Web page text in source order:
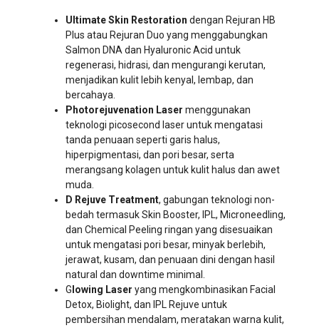
Ultimate Skin Restoration dengan Rejuran HB
Plus atau Rejuran Duo yang menggabungkan
Salmon DNA dan Hyaluronic Acid untuk
regenerasi, hidrasi, dan mengurangi kerutan,
menjadikan kulit lebih kenyal, lembap, dan
bercahaya.
Photorejuvenation Laser menggunakan
teknologi picosecond laser untuk mengatasi
tanda penuaan seperti garis halus,
hiperpigmentasi, dan pori besar, serta
merangsang kolagen untuk kulit halus dan awet
muda.
D Rejuve Treatment, gabungan teknologi non-
bedah termasuk Skin Booster, IPL, Microneedling,
dan Chemical Peeling ringan yang disesuaikan
untuk mengatasi pori besar, minyak berlebih,
jerawat, kusam, dan penuaan dini dengan hasil
natural dan downtime minimal.
G lowing Laser yang mengkombinasikan Facial
Detox, Biolight, dan IPL Rejuve untuk
pembersihan mendalam, meratakan warna kulit,